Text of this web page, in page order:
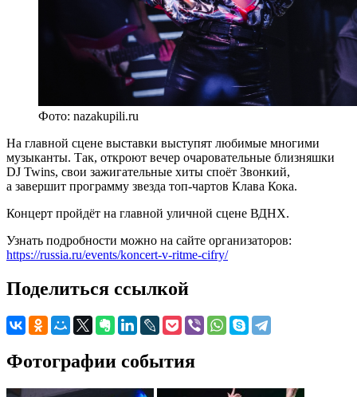
Фото: nazakupili.ru
На главной сцене выставки выступят любимые многими
музыканты. Так, откроют вечер очаровательные близняшки
DJ Twins, свои зажигательные хиты споёт Звонкий,
а завершит программу звезда топ-чартов Клава Кока.
Концерт пройдёт на главной уличной сцене ВДНХ.
Узнать подробности можно на сайте организаторов:
https://russia.ru/events/koncert-v-ritme-cifry/
Поделиться ссылкой
Фотографии события